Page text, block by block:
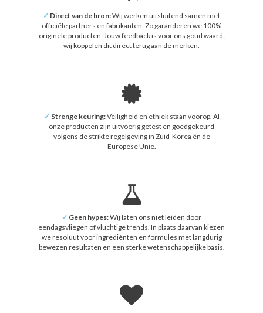
✓ Direct van de bron:Wij werken uitsluitend samen met
officiële partners en fabrikanten. Zo garanderen we 100%
originele producten. Jouw feedback is voor ons goud waard;
wij koppelen dit direct terug aan de merken.
✓ Strenge keuring:Veiligheid en ethiek staan voorop. Al
onze producten zijn uitvoerig getest en goedgekeurd
volgens de strikte regelgeving in Zuid-Korea én de
Europese Unie.
✓ Geen hypes:Wij laten ons niet leiden door
eendagsvliegen of vluchtige trends. In plaats daarvan kiezen
we resoluut voor ingrediënten en formules met langdurig
bewezen resultaten en een sterke wetenschappelijke basis.